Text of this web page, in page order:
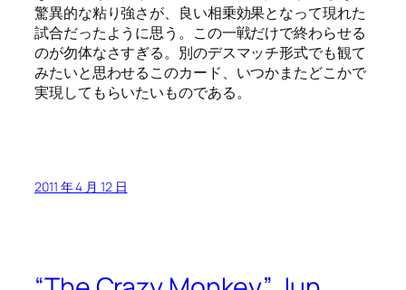
驚異的な粘り強さが、良い相乗効果となって現れた
試合だったように思う。この一戦だけで終わらせる
のが勿体なさすぎる。別のデスマッチ形式でも観て
みたいと思わせるこのカード、いつかまたどこかで
実現してもらいたいものである。
2011 年 4 月 12 日